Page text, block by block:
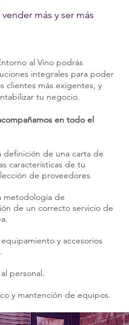
vender más y ser más
al Vino podrás
integrales para poder
clientes más exigentes, y
tu negocio.
en todo el
definición de una carta de
características de tu
de proveedores
metodología de
de un correcto servicio de
y accesorios
personal.
y mantención de equipos.